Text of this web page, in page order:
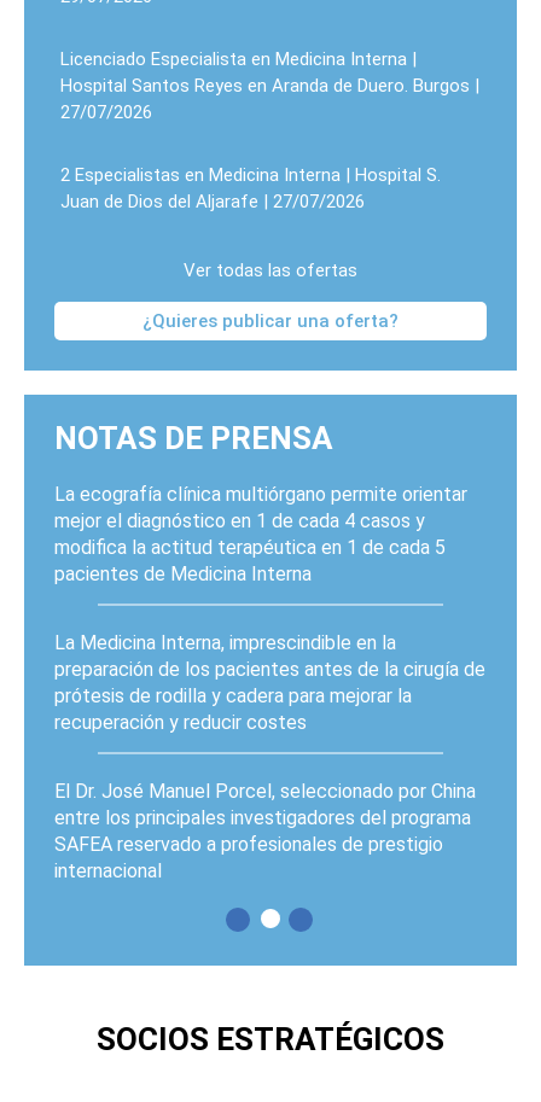
Licenciado Especialista en Medicina Interna |
Hospital Santos Reyes en Aranda de Duero. Burgos |
27/07/2026
2 Especialistas en Medicina Interna | Hospital S.
Juan de Dios del Aljarafe | 27/07/2026
Ver todas las ofertas
¿Quieres publicar una oferta?
NOTAS DE PRENSA
La ecografía clínica multiórgano permite orientar
mejor el diagnóstico en 1 de cada 4 casos y
modifica la actitud terapéutica en 1 de cada 5
pacientes de Medicina Interna
La Medicina Interna, imprescindible en la
preparación de los pacientes antes de la cirugía de
prótesis de rodilla y cadera para mejorar la
recuperación y reducir costes
El Dr. José Manuel Porcel, seleccionado por China
entre los principales investigadores del programa
SAFEA reservado a profesionales de prestigio
internacional
SOCIOS ESTRATÉGICOS